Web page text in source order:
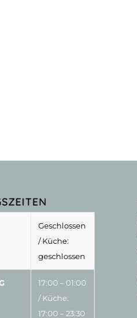
Geschlossen
/ Küche:
geschlossen
17:00 – 01:00
/ Küche:
17:00 – 23:30